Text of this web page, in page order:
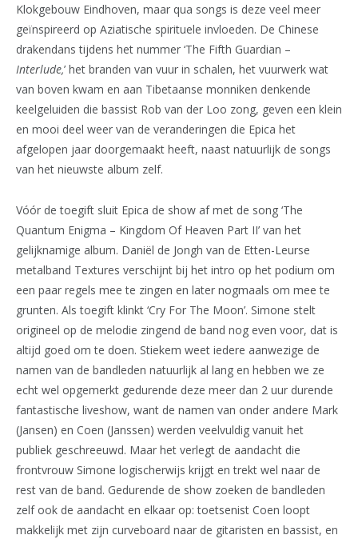
Klokgebouw Eindhoven, maar qua songs is deze veel meer
geïnspireerd op Aziatische spirituele invloeden. De Chinese
drakendans tijdens het nummer ‘The Fifth Guardian –
Interlude,’ het branden van vuur in schalen, het vuurwerk wat
van boven kwam en aan Tibetaanse monniken denkende
keelgeluiden die bassist Rob van der Loo zong, geven een klein
en mooi deel weer van de veranderingen die Epica het
afgelopen jaar doorgemaakt heeft, naast natuurlijk de songs
van het nieuwste album zelf.
Vóór de toegift sluit Epica de show af met de song ‘The
Quantum Enigma – Kingdom Of Heaven Part II’ van het
gelijknamige album. Daniël de Jongh van de Etten-Leurse
metalband Textures verschijnt bij het intro op het podium om
een paar regels mee te zingen en later nogmaals om mee te
grunten. Als toegift klinkt ‘Cry For The Moon’. Simone stelt
origineel op de melodie zingend de band nog even voor, dat is
altijd goed om te doen. Stiekem weet iedere aanwezige de
namen van de bandleden natuurlijk al lang en hebben we ze
echt wel opgemerkt gedurende deze meer dan 2 uur durende
fantastische liveshow, want de namen van onder andere Mark
(Jansen) en Coen (Janssen) werden veelvuldig vanuit het
publiek geschreeuwd. Maar het verlegt de aandacht die
frontvrouw Simone logischerwijs krijgt en trekt wel naar de
rest van de band. Gedurende de show zoeken de bandleden
zelf ook de aandacht en elkaar op: toetsenist Coen loopt
makkelijk met zijn curveboard naar de gitaristen en bassist, en